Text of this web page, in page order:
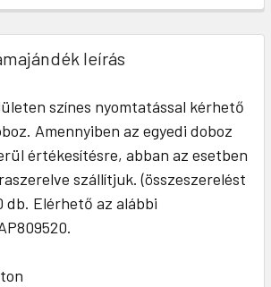
leírás
színes nyomtatással kérhető
Amennyiben az egyedi doboz
értékesítésre, abban az esetben
szállítjuk. (összeszerelést
db. Elérhető az alábbi